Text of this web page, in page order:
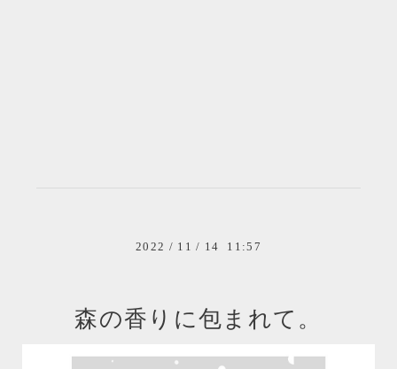
2022 / 11 / 14 11:57
森の香りに包まれて。